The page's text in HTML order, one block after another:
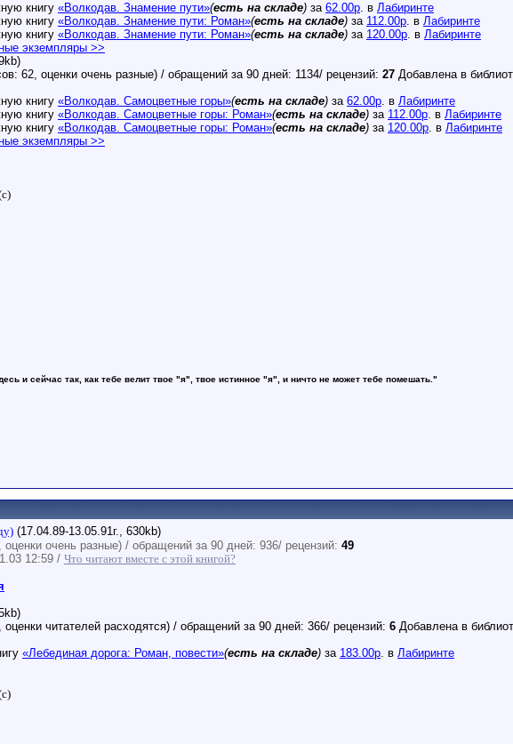
книгу «Волкодав. Знамение пути»(есть на складе) за 62.00р. в Лабиринте
книгу «Волкодав. Знамение пути: Роман»(есть на складе) за 112.00р. в Лабиринте
книгу «Волкодав. Знамение пути: Роман»(есть на складе) за 120.00р. в Лабиринте
экземпляры >>
62, оценки очень разные) / обращений за 90 дней: 1134/ рецензий: 27 Добавлена в
книгу «Волкодав. Самоцветные горы»(есть на складе) за 62.00р. в Лабиринте
книгу «Волкодав. Самоцветные горы: Роман»(есть на складе) за 112.00р. в Лабиринте
книгу «Волкодав. Самоцветные горы: Роман»(есть на складе) за 120.00р. в Лабиринте
экземпляры >>
и сейчас так, как тебе велит твое "я", твое истинное "я", и ничто не может тебе помешать."
(17.04.89-13.05.91г., 630kb)
оценки очень разные) / обращений за 90 дней: 936/ рецензий: 49
12:59 / Что читают вместе с этой книгой?
оценки читателей расходятся) / обращений за 90 дней: 366/ рецензий: 6 Добавлена в
«Лебединая дорога: Роман, повести»(есть на складе) за 183.00р. в Лабиринте